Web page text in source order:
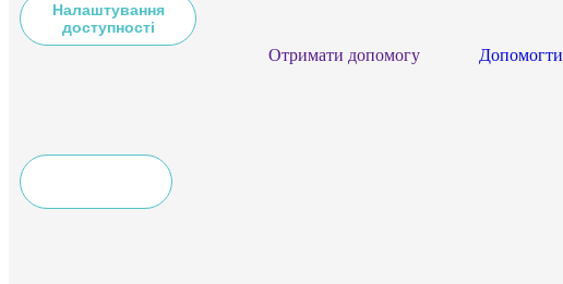
Налаштування
доступності
Отримати допомогу
Допомогти